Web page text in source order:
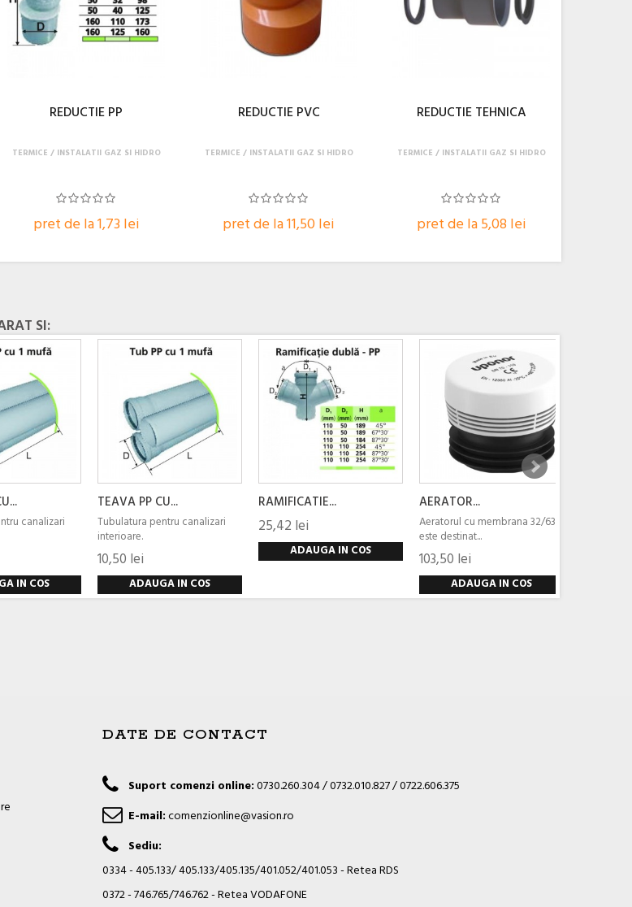
REDUCTIE PP
pret de la 1,73 lei
TERMICE INSTALATII GAZ SI HIDRO
REDUCTIE PVC
pret de la 11,50 lei
TERMICE INSTALATII GAZ SI HIDRO
REDUCTIE TEHNICA
pret de la 5,08 lei
TERMICE INSTALATII GAZ SI HIDRO
SI:
canalizari
IN COS
TEAVA PP CU...
Tubulatura pentru canalizari
interioare.
10,50 lei
ADAUGA IN COS
RAMIFICATIE...
25,42 lei
ADAUGA IN COS
AERATOR...
Aeratorul cu membrana 32/63
este destinat...
103,50 lei
ADAUGA IN COS
DATE DE CONTACT
Suport comenzi online:0730.260.304 / 0732.010.827 / 0722.606.375
E-mail:comenzionline@vasion.ro
Sediu:
0334 - 405.133/ 405.133/405.135/401.052/401.053 - Retea RDS
0372 - 746.765/746.762 - Retea VODAFONE